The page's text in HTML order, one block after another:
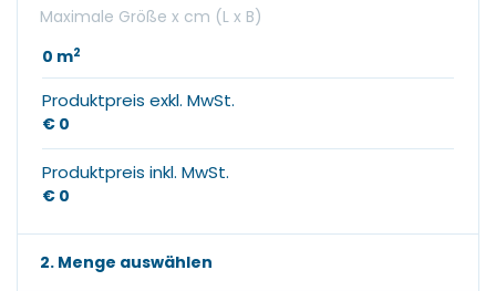
Maximale Größe x cm (L x B)
0 m2
Produktpreis exkl. MwSt.
€ 0
Produktpreis inkl. MwSt.
€ 0
2. Menge auswählen